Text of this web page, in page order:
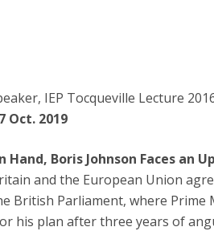
IEP Tocqueville Lecture
Oct. 2019
Hand, Boris Johnson Faces an
and the European Union
British Parliament, where
his plan after three years of